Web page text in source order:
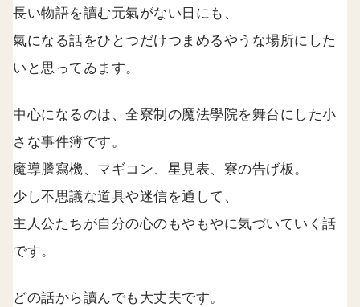
長い物語を讀む元氣がない日にも、
氣になる話をひとつだけつまめるやうな場所にした
いと思ってゐます。
中心になるのは、全寮制の魔法學院を舞台にした小
さな事件簿です。
魔導謄寫機、マギコン、星見表、寮の告げ板。
少し不思議な道具や迷信を通して、
主人公たちが自分の心のもやもやに気づいていく話
です。
どの話から讀んでも大丈夫です。